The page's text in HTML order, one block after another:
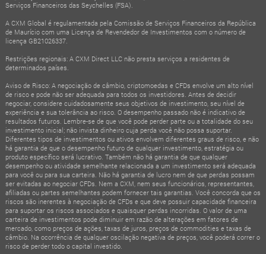
Serviços Financeiros das Seychelles (FSA).
A CXM Global é regulamentada pela Comissão de Serviços Financeiros da República
de Maurício com uma Licença de Revendedor de Investimentos com o número de
licença GB21026337.
Restrições regionais: A CXM Direct LLC não presta serviços a residentes de
determinados países.
Aviso de Risco: A negociação de câmbio, criptomoedas e CFDs envolve um alto nível
de risco e pode não ser adequada para todos os investidores. Antes de decidir
negociar, considere cuidadosamente seus objetivos de investimento, seu nível de
experiência e sua tolerância ao risco. O desempenho passado não é indicativo de
resultados futuros. Lembre-se de que você pode perder parte ou a totalidade do seu
investimento inicial; não invista dinheiro cuja perda você não possa suportar.
Diferentes tipos de investimentos ou ativos envolvem diferentes graus de risco, e não
há garantia de que o desempenho futuro de qualquer investimento, estratégia ou
produto específico será lucrativo. Também não há garantia de que qualquer
desempenho ou atividade semelhante relacionada a um investimento será adequada
para você ou para sua carteira. Não há garantia de lucro nem de que perdas possam
ser evitadas ao negociar CFDs. Nem a CXM, nem seus funcionários, representantes,
afiliadas ou partes semelhantes podem fornecer tais garantias. Você concorda que os
riscos são inerentes à negociação de CFDs e que deve possuir capacidade financeira
para suportar os riscos associados e quaisquer perdas incorridas. O valor de uma
carteira de investimentos pode diminuir em razão de alterações em fatores de
mercado, como preços de ações, taxas de juros, preços de commodities e taxas de
câmbio. Na ocorrência de qualquer oscilação negativa de preços, você poderá correr o
risco de perder todo o capital investido.